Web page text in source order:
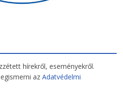
hírekről, eseményekről.
azAdatvédelmi